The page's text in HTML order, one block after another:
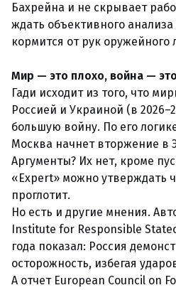
Бахрейна и не скрывает
ждать объективного
кормится от рук оружейного
Мир — это плохо, война —
Гади исходит из того, что
Россией и Украиной (в
большую войну. По его
Москва начнет вторжение в
Аргументы? Их нет, кроме
«Expert» можно утверждать
проглотит.
Но есть и другие мнения.
Institute for Responsible
года показал: Россия
осторожность, избегая
А отчет European Council on